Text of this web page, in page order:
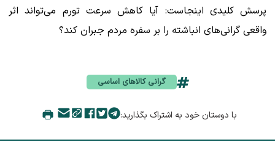
پرسش کلیدی اینجاست: آیا کاهش سرعت تورم می‌تواند اثر
واقعی گرانی‌های انباشته را بر سفره مردم جبران کند؟
گرانی کالاهای اساسی
با دوستان خود به اشتراک بگذارید: